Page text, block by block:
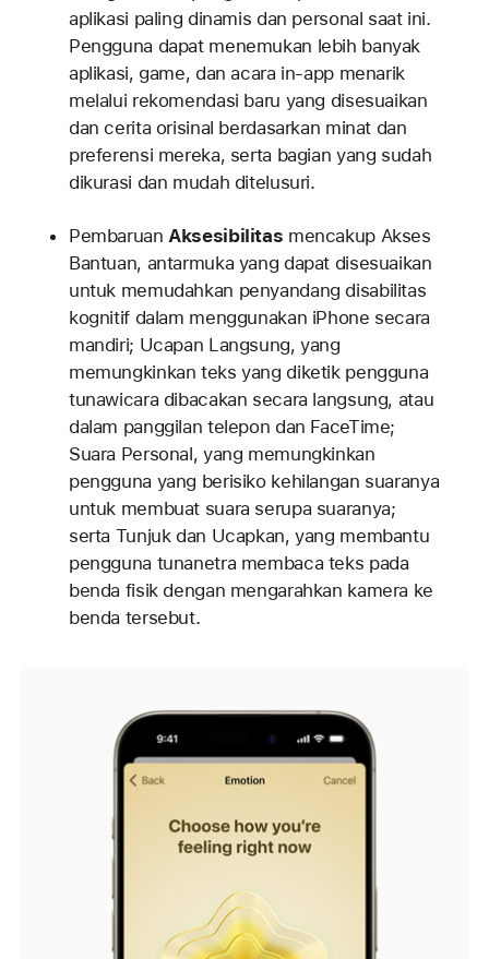
aplikasi paling dinamis dan personal saat ini.
Pengguna dapat menemukan lebih banyak
aplikasi, game, dan acara in-app menarik
melalui rekomendasi baru yang disesuaikan
dan cerita orisinal berdasarkan minat dan
preferensi mereka, serta bagian yang sudah
dikurasi dan mudah ditelusuri.
Pembaruan Aksesibilitas mencakup Akses
Bantuan, antarmuka yang dapat disesuaikan
untuk memudahkan penyandang disabilitas
kognitif dalam menggunakan iPhone secara
mandiri; Ucapan Langsung, yang
memungkinkan teks yang diketik pengguna
tunawicara dibacakan secara langsung, atau
dalam panggilan telepon dan FaceTime;
Suara Personal, yang memungkinkan
pengguna yang berisiko kehilangan suaranya
untuk membuat suara serupa suaranya;
serta Tunjuk dan Ucapkan, yang membantu
pengguna tunanetra membaca teks pada
benda fisik dengan mengarahkan kamera ke
benda tersebut.